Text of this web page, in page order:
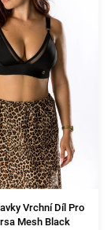
Vrchní Díl Pro
Mesh Black